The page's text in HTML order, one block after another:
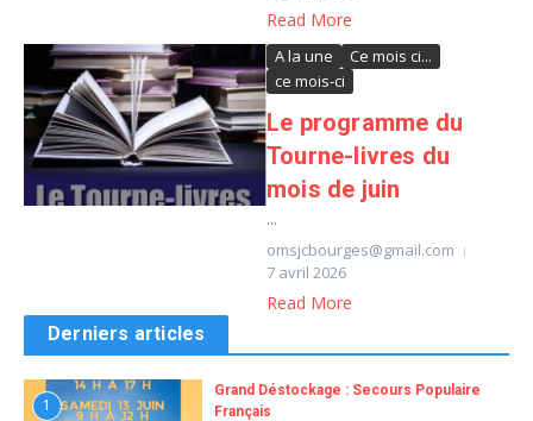
Read More
A la une
Ce mois ci...
ce mois-ci
Le programme du
Tourne-livres du
mois de juin
...
omsjcbourges@gmail.com
7 avril 2026
Read More
Derniers articles
1
Grand Déstockage : Secours Populaire
Français